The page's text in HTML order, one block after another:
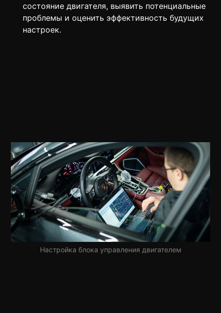
состояние двигателя, выявить потенциальные
проблемы и оценить эффективность будущих
настроек.
Настройка блока управления двигателем